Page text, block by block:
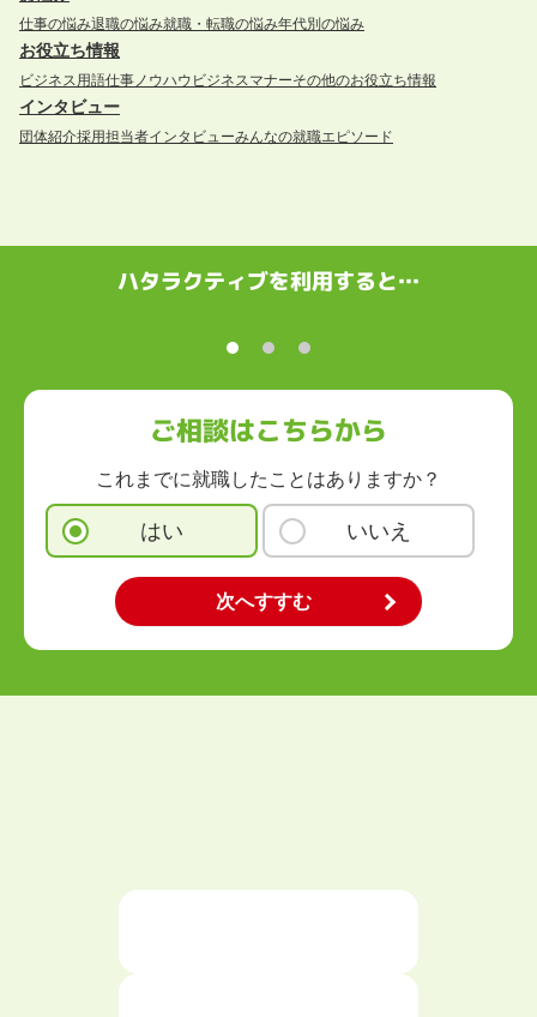
仕事の悩み退職の悩み就職・転職の悩み年代別の悩み
お役立ち情報
ビジネス用語仕事ノウハウ ビジネスマナーその他のお役立ち情報
インタビュー
団体紹介採用担当者インタビューみんなの就職エピソード
ハタラクティブを利用すると…
ご相談はこちらから
これまでに就職したことはありますか？
はい いいえ